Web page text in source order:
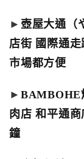
► 壺屋大通（
店街 國際通
市場都方便
► BAMBOHE
肉店 和平通
鐘